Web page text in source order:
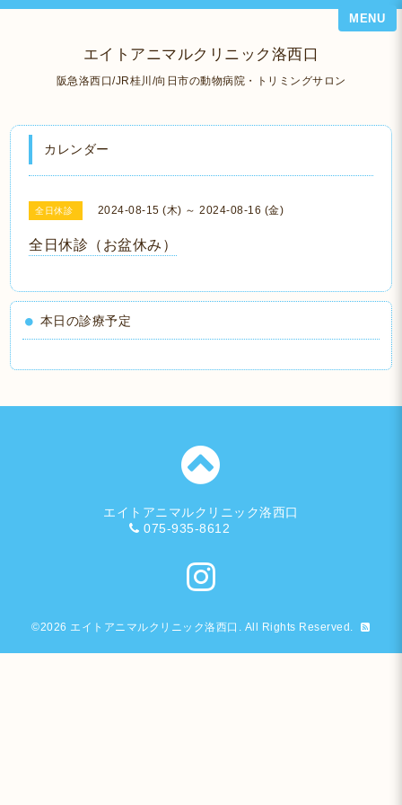
エイトアニマルクリニック洛西口
阪急洛西口/JR桂川/向日市の動物病院・トリミングサロン
MENU
カレンダー
全日休診 2024-08-15 (木) ～ 2024-08-16 (金)
全日休診（お盆休み）
本日の診療予定
エイトアニマルクリニック洛西口
075-935-8612
©2026 エイトアニマルクリニック洛西口 . All Rights Reserved.